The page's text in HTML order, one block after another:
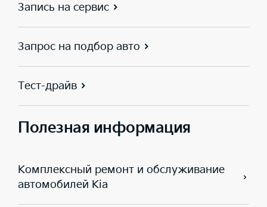
Запись на сервис
Запрос на подбор авто
Тест-драйв
Полезная информация
Комплексный ремонт и обслуживание
автомобилей Kia